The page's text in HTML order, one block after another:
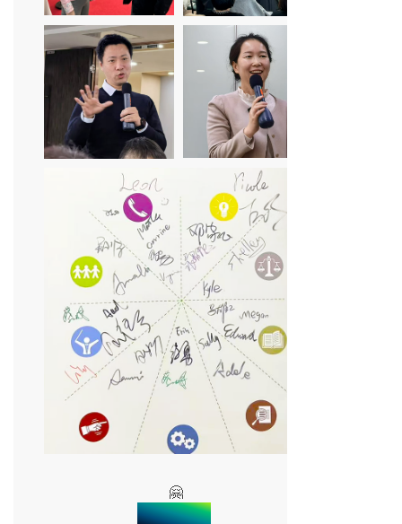
🤗
温暖的抱抱